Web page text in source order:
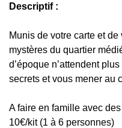
Descriptif :
Munis de votre carte et
mystères du quartier
d’époque n’attendent
secrets et vous mener au
A faire en famille avec
10€/kit (1 à 6 personnes)